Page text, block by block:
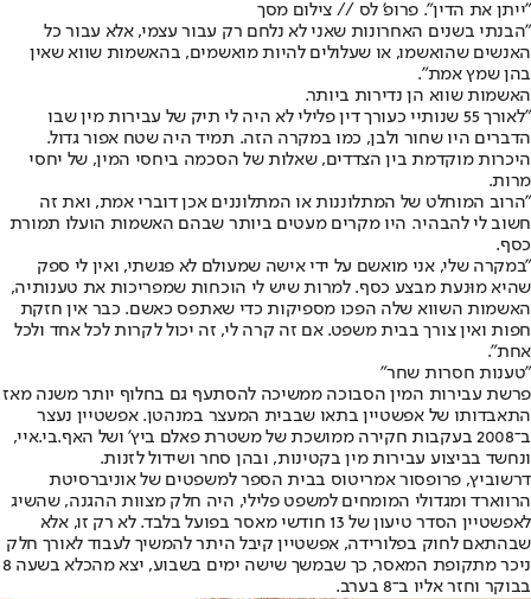
"ייתן את הדין". פרופ' לס // צילום מסך
"הבנתי בשנים האחרונות שאני לא נלחם רק עבור עצמי, אלא עבור כל
האנשים שהואשמו, או שעלולים להיות מואשמים, בהאשמות שווא שאין
בהן שמץ אמת".
האשמות שווא הן נדירות ביותר.
"לאורך 55 שנותיי כעורך דין פלילי לא היה לי תיק של עבירות מין שבו
הדברים היו שחור ולבן, כמו במקרה הזה. תמיד היה שטח אפור גדול.
היכרות מוקדמת בין הצדדים, שאלות של הסכמה ביחסי המין, של יחסי
מרות.
"הרוב המוחלט של המתלוננות או המתלוננים אכן דוברי אמת, ואת זה
חשוב לי להבהיר. היו מקרים מעטים ביותר שבהם האשמות הועלו תמורת
כסף.
"במקרה שלי, אני מואשם על ידי אישה שמעולם לא פגשתי, ואין לי ספק
שהיא מוּנעת מבצע כסף. למרות שיש לי הוכחות שמפריכות את טענותיה,
האשמות השווא שלה הפכו מספיקות כדי שאתפס כאשם. כבר אין חזקת
חפות ואין צורך בבית משפט. אם זה קרה לי, זה יכול לקרות לכל אחד ולכל
אחת".
"טענות חסרות שחר"
פרשת עבירות המין הסבוכה ממשיכה להסתעף גם בחלוף יותר משנה מאז
התאבדותו של אפשטיין בתאו שבבית המעצר במנהטן. אפשטיין נעצר
ב־2008 בעקבות חקירה ממושכת של משטרת פאלם ביץ' ושל האף.בי.איי,
ונחשד בביצוע עבירות מין בקטינות, ובהן סחר ושידול לזנות.
דרשוביץ, פרופסור אמריטוס בבית הספר למשפטים של אוניברסיטת
הרווארד ומגדולי המומחים למשפט פלילי, היה חלק מצוות ההגנה, שהשיג
לאפשטיין הסדר טיעון של 13 חודשי מאסר בפועל בלבד. לא רק זו, אלא
שבהתאם לחוק בפלורידה, אפשטיין קיבל היתר להמשיך לעבוד לאורך חלק
ניכר מתקופת המאסר, כך שבמשך שישה ימים בשבוע, יצא מהכלא בשעה 8
בבוקר וחזר אליו ב־8 בערב.